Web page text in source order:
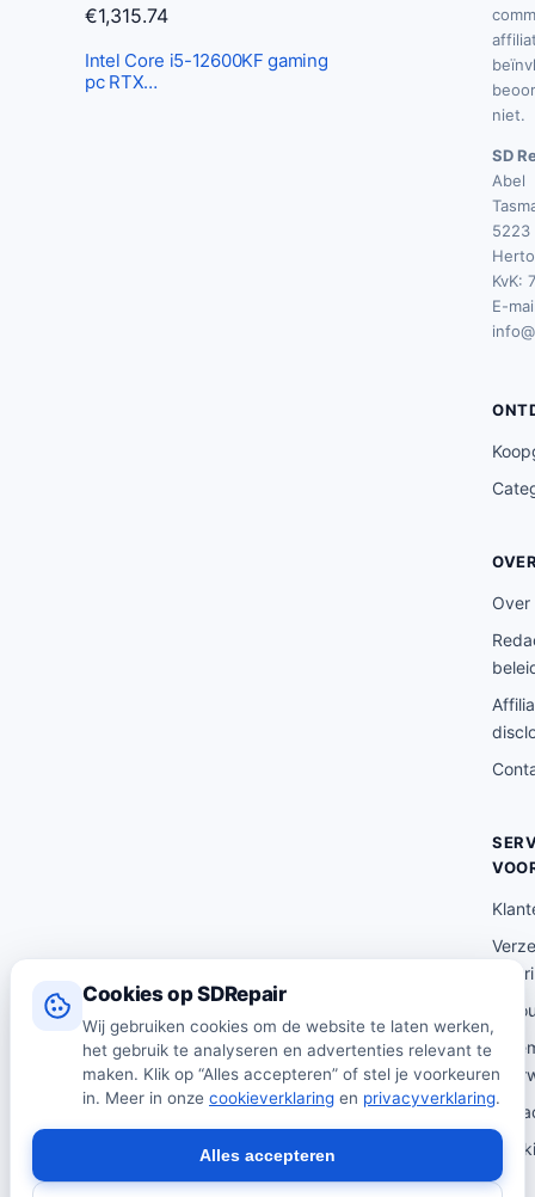
Cookies op SDRepair
Wij gebruiken cookies om de website te laten werken,
het gebruik te analyseren en advertenties relevant te
maken. Klik op “Alles accepteren” of stel je voorkeuren
in. Meer in onze cookieverklaring en privacyverklaring.
Alles accepteren
€1,315.74
Intel Core i5-12600KF gaming
pc RTX…
niet.
SD
Abel
5223
KvK:
E-
Over